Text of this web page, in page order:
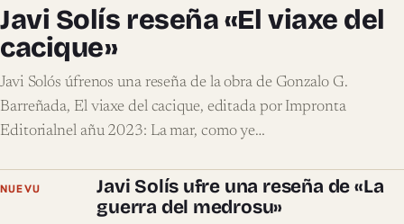
Javi Solís reseña «El viaxe del
cacique»
Javi Solós úfrenos una reseña de la obra de Gonzalo G.
Barreñada, El viaxe del cacique, editada por Impronta
Editorialnel añu 2023: La mar, como ye…
NUEVU
Javi Solís ufre una reseña de «La
guerra del medrosu»